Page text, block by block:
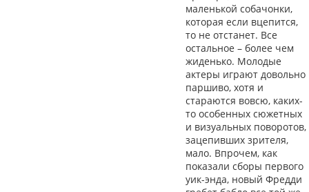
маленькой собачонки,
которая если вцепится,
то не отстанет. Все
остальное – более чем
жиденько. Молодые
актеры играют довольно
паршиво, хотя и
стараются вовсю, каких-
то особенных сюжетных
и визуальных поворотов,
зацепивших зрителя,
мало. Впрочем, как
показали сборы первого
уик-энда, новый Фредди